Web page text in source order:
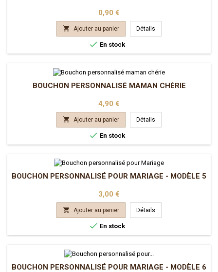
Prix
0,90 €
 Ajouter au panier Détails
 En stock
BOUCHON PERSONNALISÉ MAMAN CHÉRIE
Prix
4,90 €
 Ajouter au panier Détails
 En stock
BOUCHON PERSONNALISÉ POUR MARIAGE - MODÈLE 5
Prix
3,00 €
 Ajouter au panier Détails
 En stock
BOUCHON PERSONNALISÉ POUR MARIAGE - MODÈLE 6